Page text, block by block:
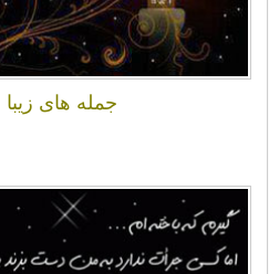
جمله های